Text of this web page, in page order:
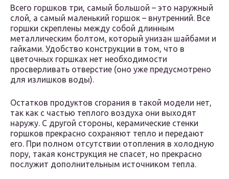
Всего горшков три, самый большой – это наружный
слой, а самый маленький горшок – внутренний. Все
горшки скреплены между собой длинным
металлическим болтом, который унизан шайбами и
гайками. Удобство конструкции в том, что в
цветочных горшках нет необходимости
просверливать отверстие (оно уже предусмотрено
для излишков воды).
Остатков продуктов сгорания в такой модели нет,
так как с частью теплого воздуха они выходят
наружу. С другой стороны, керамические стенки
горшков прекрасно сохраняют тепло и передают
его. При полном отсутствии отопления в холодную
пору, такая конструкция не спасет, но прекрасно
послужит дополнительным источником тепла.